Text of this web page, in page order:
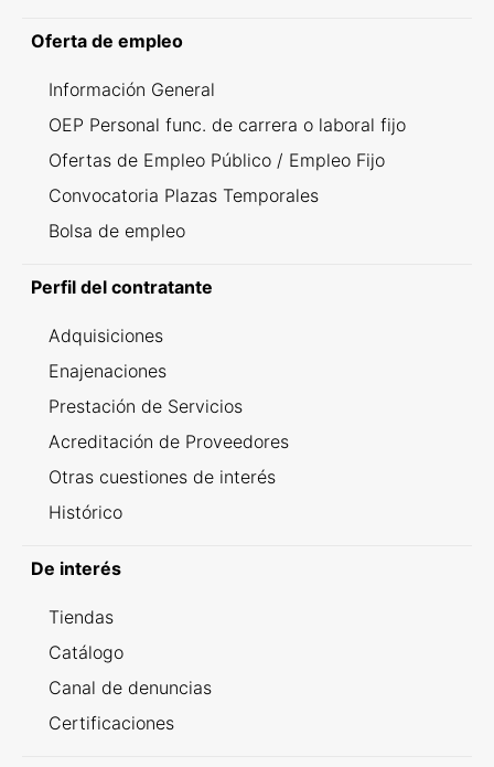
Oferta de empleo
Información General
OEP Personal func. de carrera o laboral fijo
Ofertas de Empleo Público / Empleo Fijo
Convocatoria Plazas Temporales
Bolsa de empleo
Perfil del contratante
Adquisiciones
Enajenaciones
Prestación de Servicios
Acreditación de Proveedores
Otras cuestiones de interés
Histórico
De interés
Tiendas
Catálogo
Canal de denuncias
Certificaciones